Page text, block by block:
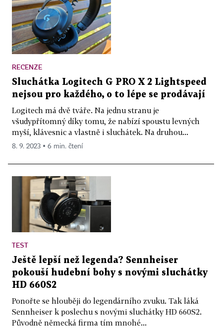
RECENZE
Sluchátka Logitech G PRO X 2 Lightspeed
nejsou pro každého, o to lépe se prodávají
Logitech má dvě tváře. Na jednu stranu je
všudypřítomný díky tomu, že nabízí spoustu levných
myší, klávesnic a vlastně i sluchátek. Na druhou...
8. 9. 2023 ▪ 6 min. čtení
TEST
Ještě lepší než legenda? Sennheiser
pokouší hudební bohy s novými sluchátky
HD 660S2
Ponořte se hlouběji do legendárního zvuku. Tak láká
Sennheiser k poslechu s novými sluchátky HD 660S2.
Původně německá firma tím mnohé...